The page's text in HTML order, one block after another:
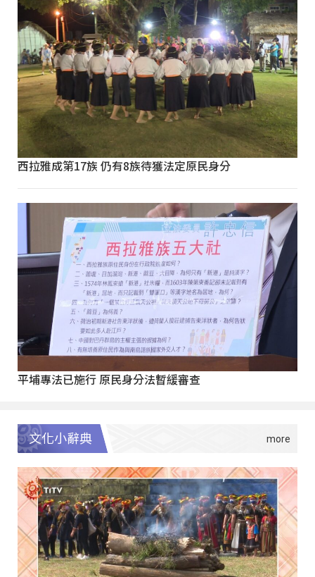
西拉雅成第17族 仍有8族待獲法定原民身分
平埔專法已施行 原民身分法暫緩審查
文化小辭典